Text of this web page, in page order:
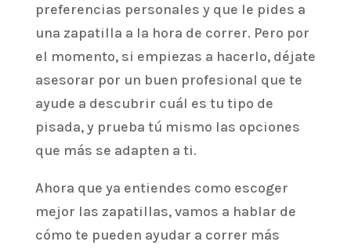
preferencias personales y que le pides a
una zapatilla a la hora de correr. Pero por
el momento, si empiezas a hacerlo, déjate
asesorar por un buen profesional que te
ayude a descubrir cuál es tu tipo de
pisada, y prueba tú mismo las opciones
que más se adapten a ti.
Ahora que ya entiendes como escoger
mejor las zapatillas, vamos a hablar de
cómo te pueden ayudar a correr más